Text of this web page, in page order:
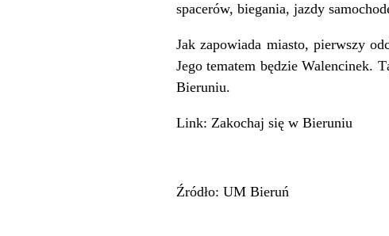
spacerów, biegania, jazdy
Jak zapowiada miasto, pierwszy
Jego tematem będzie Walencinek.
Bieruniu.
Link: Zakochaj się w Bieruniu
Źródło: UM Bieruń